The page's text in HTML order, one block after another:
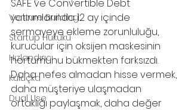
Venture Building
Startup Hukuku
Hızlandırıcı
Kuluçka
Dual Use
SAFE ve Convertible Debt
yatırımlarında 12 ay içinde
sermayeye ekleme zorunluluğu,
kurucular için oksijen maskesinin
hortumunu bükmekten farksızdı.
Daha nefes almadan hisse vermek,
daha müşteriye ulaşmadan
ortaklığı paylaşmak, daha değer